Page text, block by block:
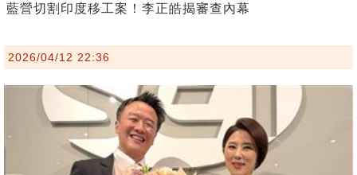
藍營切割印度移工案！李正皓揭審查內幕
2026/04/12 22:36